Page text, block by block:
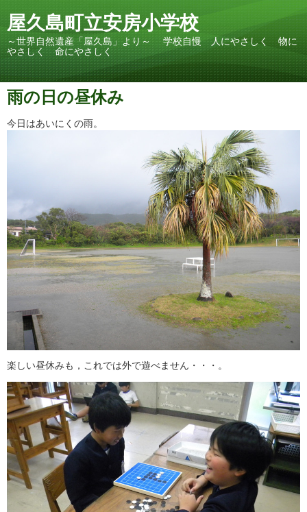
屋久島町立安房小学校
～世界自然遺産「屋久島」より～ 学校自慢 人にやさしく 物に
やさしく 命にやさしく
雨の日の昼休み
今日はあいにくの雨。
楽しい昼休みも，これでは外で遊べません・・・。